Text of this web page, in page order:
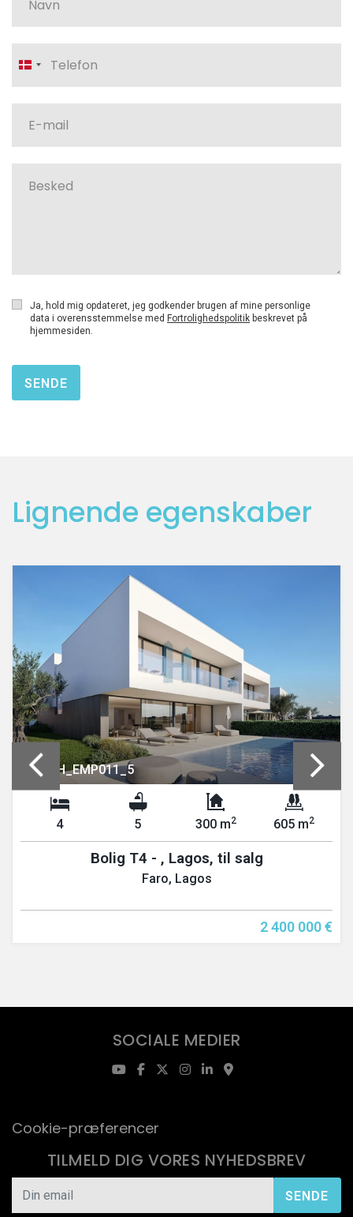
Denmark
+45
Ja, hold mig opdateret, jeg godkender brugen af mine personlige
data i overensstemmelse med Fortrolighedspolitik beskrevet på
hjemmesiden.
SENDE
Lignende egenskaber
REF: PH_EMP011_5
4 5 300 m2 605 m2
Bolig T4 - , Lagos, til salg
Faro, Lagos
2 400 000 €
SOCIALE MEDIER
Cookie-præferencer
TILMELD DIG VORES NYHEDSBREV
SENDE